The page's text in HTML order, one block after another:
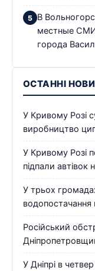
В
местные
города
ОСТАННІ
У Кривому Розі
виробництво
У Кривому Розі
підпали автівок
У трьох
водопостачання
Російський
У Дніпрі в